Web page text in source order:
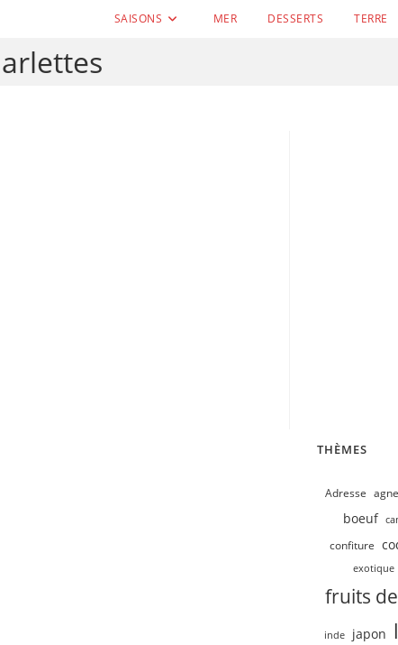
SAISONS MER DESSERTS TERRE
arlettes
THÈMES
Adresse
boeuf
confiture
exotique
fruits
inde japon